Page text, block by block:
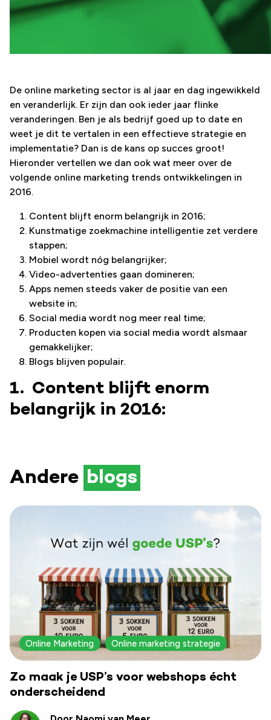
De online marketing sector is al jaar en dag ingewikkeld
en veranderlijk. Er zijn dan ook ieder jaar flinke
veranderingen. Ben je als bedrijf goed up to date en
weet je dit te vertalen in een effectieve strategie en
implementatie? Dan is de kans op succes groot!
Hieronder vertellen we dan ook wat meer over de
volgende online marketing trends ontwikkelingen in
2016.
Content blijft enorm belangrijk in 2016;
Kunstmatige zoekmachine intelligentie zet verdere
stappen;
Mobiel wordt nóg belangrijker;
Video-advertenties gaan domineren;
Apps nemen steeds vaker de positie van een
website in;
Social media wordt nog meer real time;
Producten kopen via social media wordt alsmaar
gemakkelijker;
Blogs blijven populair.
1. Content blijft enorm
belangrijk in 2016:
Andere blogs
Online Marketing Online marketing strategie
Zo maak je USP’s voor webshops écht
onderscheidend